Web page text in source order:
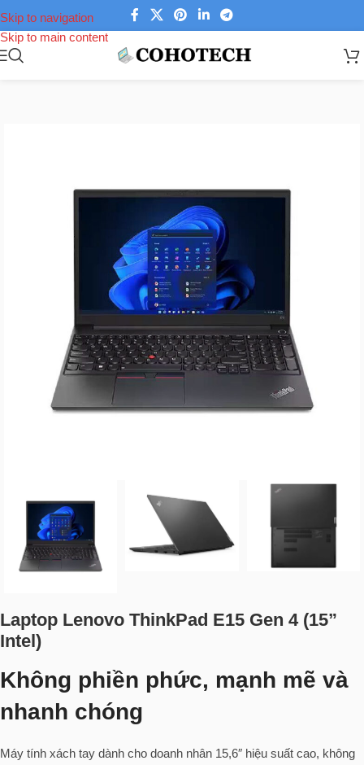
Skip to navigation
Skip to main content
Laptop Lenovo ThinkPad E15 Gen 4 (15”
Intel)
Không phiền phức, mạnh mẽ và
nhanh chóng
Máy tính xách tay dành cho doanh nhân 15,6″ hiệu suất cao, không